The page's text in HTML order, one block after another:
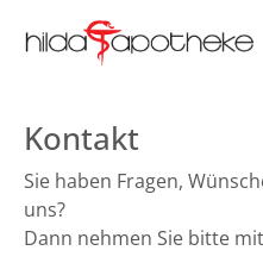
Kontakt
Sie haben Fragen,
uns?
Dann nehmen Sie bitte